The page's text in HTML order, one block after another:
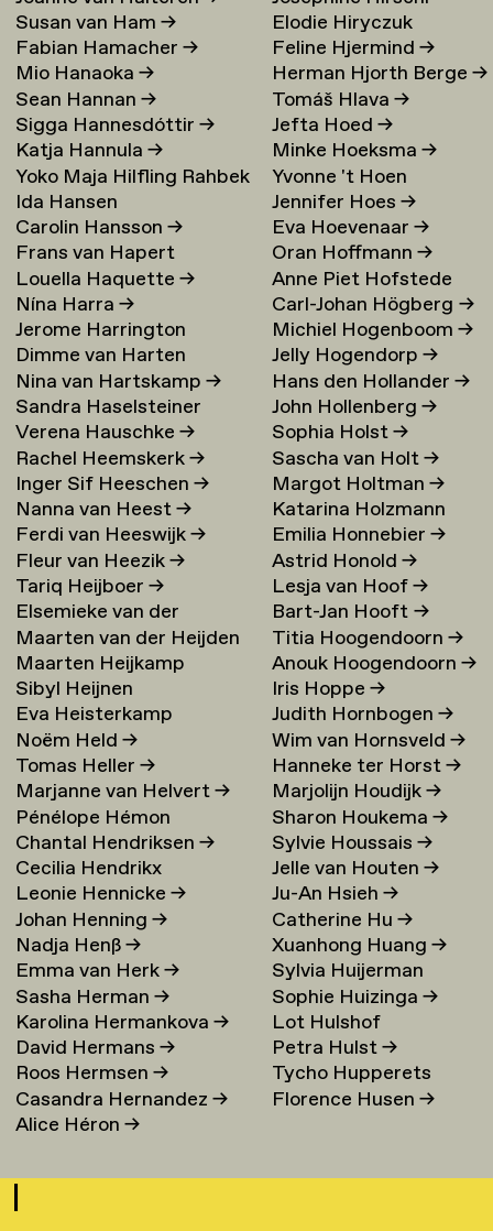
Susan van Ham→
Fabian Hamacher→
Mio Hanaoka→
Sean Hannan→
Sigga Hannesdóttir→
Katja Hannula→
Yoko Maja Hilfling Rahbek
Hansen→
Ida Hansen
Carolin Hansson→
Frans van Hapert
Louella Haquette→
Nína Harra→
Jerome Harrington
Dimme van Harten
Nina van Hartskamp→
Sandra Haselsteiner
Verena Hauschke→
Rachel Heemskerk→
Inger Sif Heeschen→
Nanna van Heest→
Ferdi van Heeswijk→
Fleur van Heezik→
Tariq Heijboer→
Elsemieke van der
Heijden→
Maarten van der Heijden
→
Maarten Heijkamp
Sibyl Heijnen
Eva Heisterkamp
Noëm Held→
Tomas Heller→
Marjanne van Helvert→
Pénélope Hémon
Chantal Hendriksen→
Cecilia Hendrikx
Leonie Hennicke→
Johan Henning→
Nadja Henß→
Emma van Herk→
Sasha Herman→
Karolina Hermankova→
David Hermans→
Roos Hermsen→
Casandra Hernandez→
Alice Héron→
Elodie Hiryczuk
Feline Hjermind→
Herman Hjorth Berge→
Tomáš Hlava→
Jefta Hoed→
Minke Hoeksma→
Yvonne 't Hoen
Jennifer Hoes→
Eva Hoevenaar→
Oran Hoffmann→
Anne Piet Hofstede
Carl-Johan Högberg→
Michiel Hogenboom→
Jelly Hogendorp→
Hans den Hollander→
John Hollenberg→
Sophia Holst→
Sascha van Holt→
Margot Holtman→
Katarina Holzmann
Ekholm→
Emilia Honnebier→
Astrid Honold→
Lesja van Hoof→
Bart-Jan Hooft→
Titia Hoogendoorn→
Anouk Hoogendoorn→
Iris Hoppe→
Judith Hornbogen→
Wim van Hornsveld→
Hanneke ter Horst→
Marjolijn Houdijk→
Sharon Houkema→
Sylvie Houssais→
Jelle van Houten→
Ju-An Hsieh→
Catherine Hu→
Xuanhong Huang→
Sylvia Huijerman
Sophie Huizinga→
Lot Hulshof
Petra Hulst→
Tycho Hupperets
Florence Husen→
I